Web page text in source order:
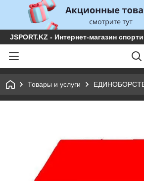
JSPORT.KZ - Интернет-магазин
Товары и услуги